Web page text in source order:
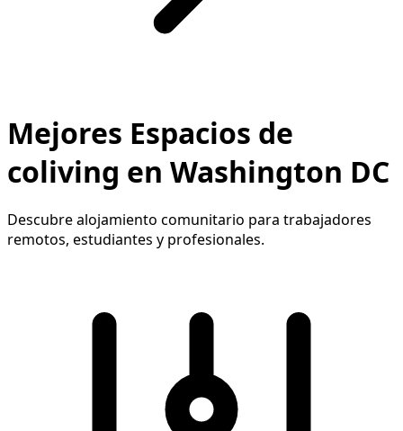
Mejores Espacios de
coliving en Washington DC
Descubre alojamiento comunitario para trabajadores
remotos, estudiantes y profesionales.